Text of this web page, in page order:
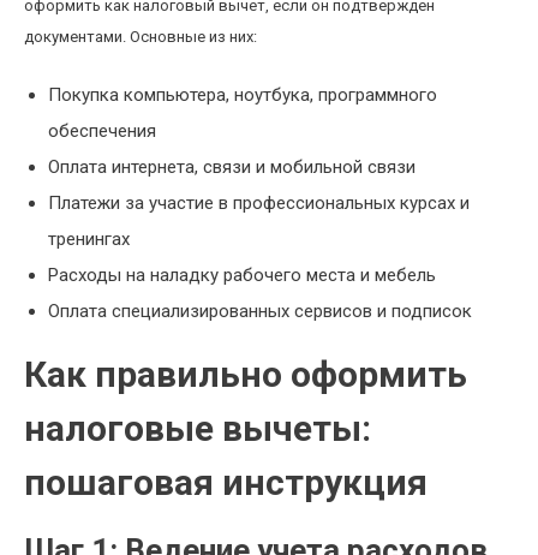
оформить как налоговый вычет, если он подтвержден
документами. Основные из них:
Покупка компьютера, ноутбука, программного
обеспечения
Оплата интернета, связи и мобильной связи
Платежи за участие в профессиональных курсах и
тренингах
Расходы на наладку рабочего места и мебель
Оплата специализированных сервисов и подписок
Как правильно оформить
налоговые вычеты:
пошаговая инструкция